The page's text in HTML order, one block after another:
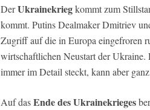
DerUkrainekriegkommt zum
kommt. Putins Dealmaker Dmitriev
Zugriff auf die in Europa eingefroren
wirtschaftlichen Neustart der
immer im Detail steckt, kann aber
Auf dasEnde des Ukrainekrieges